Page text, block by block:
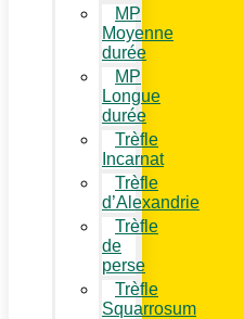
MP
Moyenne
durée
MP
Longue
durée
Trèfle
Incarnat
Trèfle
d’Alexandrie
Trèfle
de
perse
Trèfle
Squarrosum